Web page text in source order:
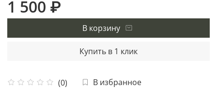
(0) В избранное
1 500 ₽
В корзину
Купить в 1 клик